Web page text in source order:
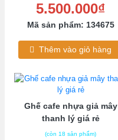
5.500.000₫
Mã sản phẩm: 134675
Thêm vào giỏ hàng
Ghế cafe nhựa giả mây
thanh lý giá rẻ
(còn 18 sản phẩm)